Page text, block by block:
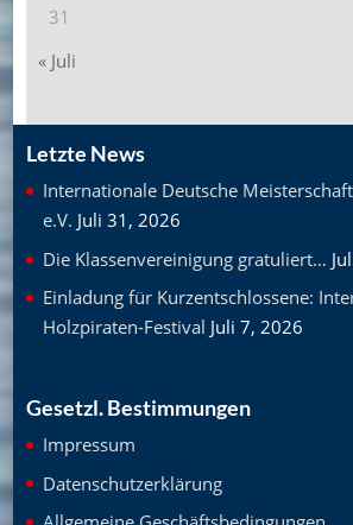
31
« Juli
Letzte News
Internationale Deutsche
e.V. Juli 31, 2026
Die Klassenvereinigung gratuliert…
Einladung für Kurzentschlossene:
Holzpiraten-Festival Juli 7, 2026
Gesetzl. Bestimmungen
Impressum
Datenschutzerklärung